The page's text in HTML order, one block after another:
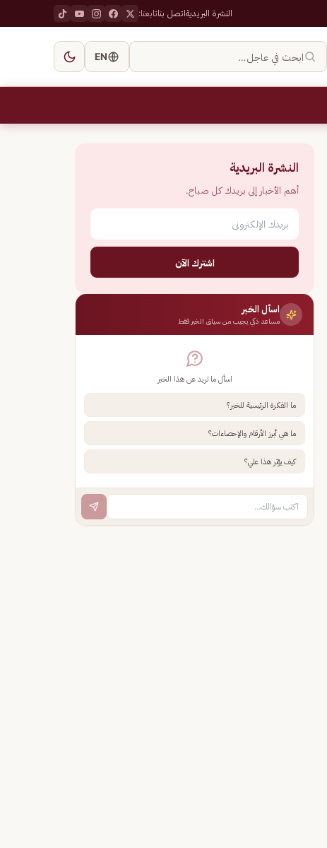
النشرة البريديةاتصل بناتابعنا:
ابحث في عاجل… EN
النشرة البريدية
أهم الأخبار إلى بريدك كل صباح.
اشترك الآن
اسأل الخبر
مساعد ذكي يجيب من سياق الخبر فقط
اسأل ما تريد عن هذا الخبر
ما الفكرة الرئيسية للخبر؟
ما هي أبرز الأرقام والإحصاءات؟
كيف يؤثر هذا علي؟